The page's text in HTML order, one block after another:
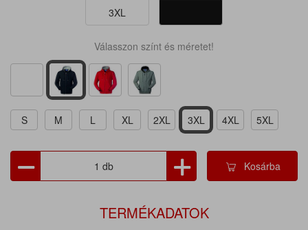
3XL
Válasszon színt és méretet!
S M L XL 2XL 3XL 4XL 5XL
Kosárba
TERMÉKADATOK